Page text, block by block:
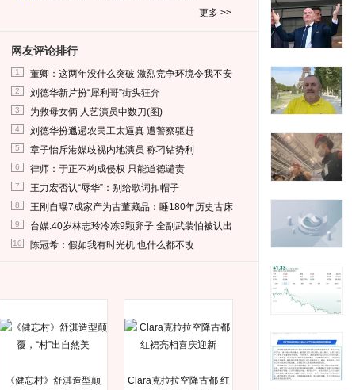
更多 >>
网友评论排行
1 董卿：这两年没什么突破 激烈竞争环境令我不安
2 刘德华新片扮“犀利哥”街头狂奔
3 为救母女俩 人艺演员中数刀(图)
4 刘德华扮邋遢农民工太逼真 遭警察驱赶
5 章子怡斥港媒歧视内地演员 称刁钻势利
6 律师：于正不构成侵权 只能道德谴责
7 王力宏否认“辱华”：别给歌词扣帽子
8 王刚自曝7成家产为古董藏品：睡180年历史古床
9 台媒:40岁林志玲冷冻9颗卵子 全副武装怕被认出
10 陈冠希：假如我有时光机 也什么都不改
《健忘村》舒淇造型颠
Clara克拉拉空降古都 红